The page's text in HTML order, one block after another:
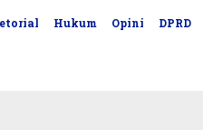
Hukum Opini DPRD